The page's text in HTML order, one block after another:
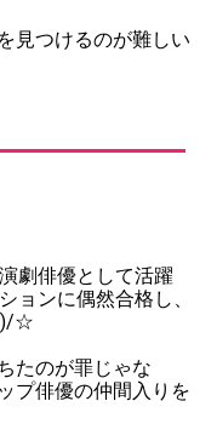
見つけるのが難しい
劇俳優として活躍
ョンに偶然合格し、
☆
たのが罪じゃな
プ俳優の仲間入りを